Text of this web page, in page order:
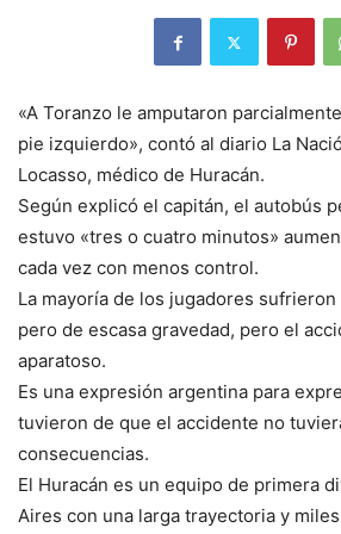
«A Toranzo le amputaron
pie izquierdo», contó al diario La
Locasso, médico de Huracán.
Según explicó el capitán, el autobús
estuvo «tres o cuatro minutos»
cada vez con menos control.
La mayoría de los jugadores
pero de escasa gravedad, pero el
aparatoso.
Es una expresión argentina para
tuvieron de que el accidente no
consecuencias.
El Huracán es un equipo de primera
Aires con una larga trayectoria y